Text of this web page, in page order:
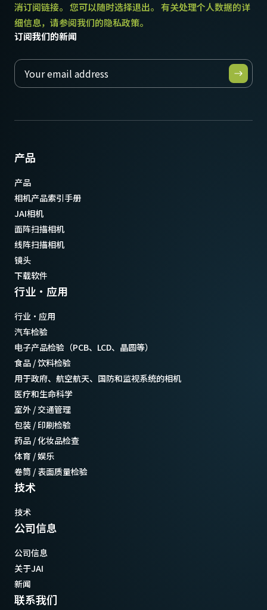
消订阅链接。 您可以随时选择退出。 有关处理个人数据的详
细信息，请参阅我们的隐私政策。
订阅我们的新闻
产品
产品
相机产品索引手册
JAI相机
面阵扫描相机
线阵扫描相机
镜头
下载软件
行业·应用
行业·应用
汽车检验
电子产品检验（PCB、LCD、晶圆等）
食品 / 饮料检验
用于政府、航空航天、国防和监视系统的相机
医疗和生命科学
室外 / 交通管理
包装 / 印刷检验
药品 / 化妆品检查
体育 / 娱乐
卷筒 / 表面质量检验
技术
技术
公司信息
公司信息
关于JAI
新闻
联系我们